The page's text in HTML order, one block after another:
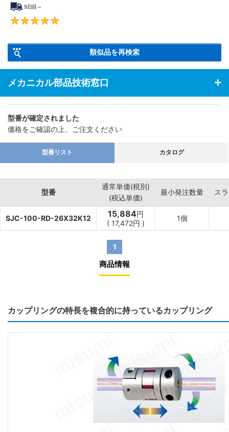
5日目～
類似品を再検索
メカニカル部品技術窓口
型番が確定されました
価格をご確認の上、ご注文ください
型番リスト カタログ
型番
通常単価(税別)
(税込単価)
最小発注数量 ス
SJC-100-RD-26X32K12 15,884円
( 17,472円 )
1個
1
商品情報
カップリングの特長を複合的に持っているカップリング